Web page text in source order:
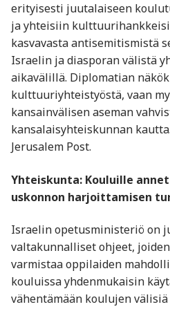
erityisesti juutalaiseen
ja yhteisiin
kasvavasta antisemitismistä
Israelin ja diasporan välistä
aikavälillä. Diplomatian
kulttuuriyhteistyöstä, vaan
kansainvälisen aseman
kansalaisyhteiskunnan
Jerusalem Post.
Yhteiskunta: Kouluille
uskonnon harjoittamisen
Israelin opetusministeriö on
valtakunnalliset ohjeet,
varmistaa oppilaiden
kouluissa yhdenmukaisin
vähentämään koulujen